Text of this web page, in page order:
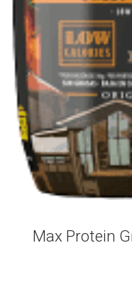
Max Protein